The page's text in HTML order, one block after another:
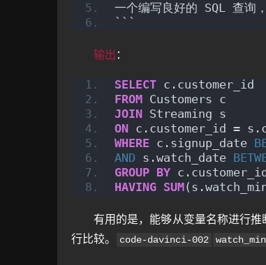
一个编写良好的 SQL 查
```
输出 ：
SELECT c.customer_id
FROM Customers c
JOIN Streaming s
ON c.customer_id =
WHERE c.signup_date
AND s.watch_date
GROUP BY c.customer_id
HAVING SUM
有用的是，能够从变量名称进行
行比较。
code-davinci-002